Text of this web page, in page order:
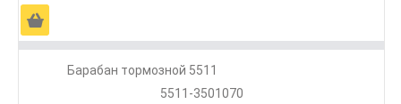
Ä
Барабан тормозной 5511
5511-3501070